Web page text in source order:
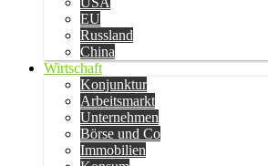
EU
Russland
China
Wirtschaft
Konjunktur
Arbeitsmarkt
Unternehmen
Börse und Co
Immobilien